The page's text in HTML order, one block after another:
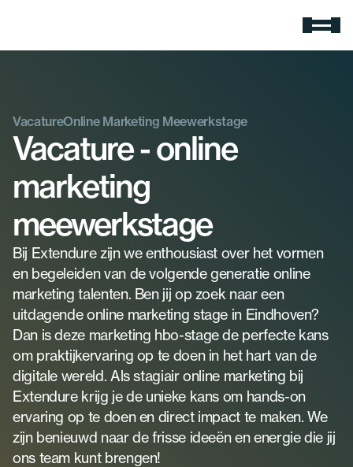
Cases
Zoekmachine optimalisatie
Rank hoger in Google
Social media advertising
Gerichte ads voor jouw doelgroep
E-mail marketing
Slimme e-mail campagnes
AI-zoekmachine optimalisatie
Wordt gezien in ChatGPT
Over Extendure
Over ons
Ontdek wie wij zijn
Team
Ontmoet ons team
Partners
Bekijk onze partners
Vacatures
VacatureOnline Marketing Meewerkstage
Vacature - online
marketing
meewerkstage
Bij Extendure zijn we enthousiast over het vormen
en begeleiden van de volgende generatie online
marketing talenten. Ben jij op zoek naar een
uitdagende online marketing stage in Eindhoven?
Dan is deze marketing hbo-stage de perfecte kans
om praktijkervaring op te doen in het hart van de
digitale wereld. Als stagiair online marketing bij
Extendure krijg je de unieke kans om hands-on
ervaring op te doen en direct impact te maken. We
zijn benieuwd naar de frisse ideeën en energie die jij
ons team kunt brengen!